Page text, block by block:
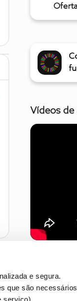
e segura.
que são necessários
Vídeos de